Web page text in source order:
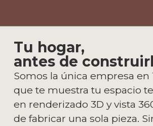
Tu hogar,
antes de
Somos la única empresa en
que te muestra tu espacio
en renderizado 3D y vista
de fabricar una sola pieza.